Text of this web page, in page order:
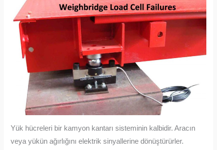
Yük hücreleri bir kamyon kantarı sisteminin kalbidir. Aracın
veya yükün ağırlığını elektrik sinyallerine dönüştürürler.